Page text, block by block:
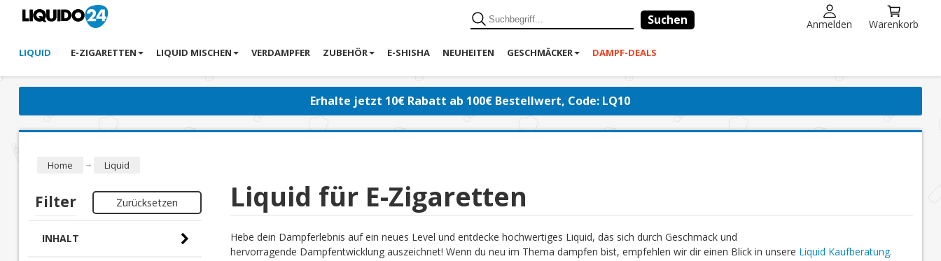
Suchen Anmelden Warenkorb
LIQUID E-ZIGARETTEN LIQUID MISCHEN VERDAMPFER ZUBEHÖR E-SHISHA NEUHEITEN GESCHMÄCKER DAMPF-DEALS
Erhalte jetzt 10€ Rabatt ab 100€ Bestellwert, Code: LQ10
Home Liquid
Liquid für E-Zigaretten
Hebe dein Dampferlebnis auf ein neues Level und entdecke hochwertiges Liquid, das sich durch Geschmack und
hervorragende Dampfentwicklung auszeichnet! Wenn du neu im Thema dampfen bist, empfehlen wir dir einen Blick in unsere Liquid Kaufberatung.
Filter Zurücksetzen
INHALT